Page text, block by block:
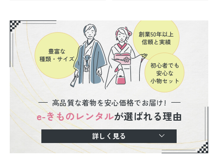
高品質な着物を安心価格でお届け!
e-きものレンタルが選ばれる理由
詳しく見る